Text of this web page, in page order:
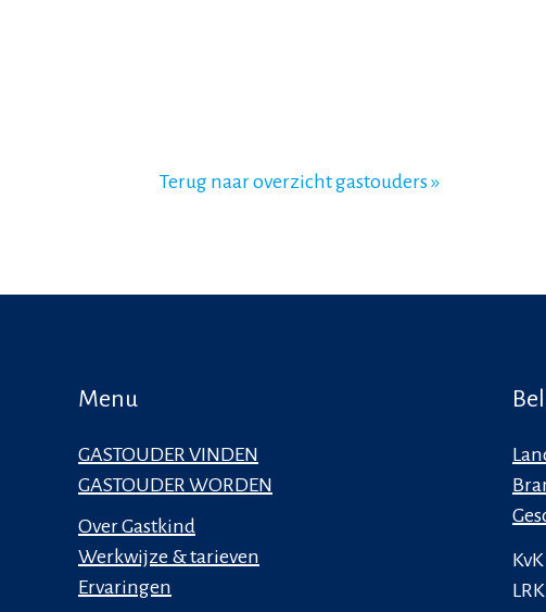
Terug naar overzicht gastouders »
Menu
GASTOUDER VINDEN
GASTOUDER WORDEN
Over Gastkind
Werkwijze & tarieven
Ervaringen